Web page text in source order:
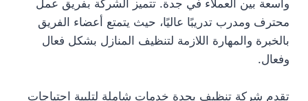
واسعة بين العملاء في جدة. تتميز الشركة بفريق عمل
محترف ومدرب تدريبًا عاليًا، حيث يتمتع أعضاء الفريق
بالخبرة والمهارة اللازمة لتنظيف المنازل بشكل فعال
وفعال.
تقدم شركة تنظيف بجدة خدمات شاملة لتلبية احتياجات